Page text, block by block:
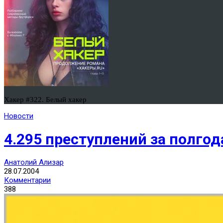
Хакер #322. Белый хакер
Новости
4.295 преступлений за
Анатолий Ализар
28.07.2004
Комментарии
388